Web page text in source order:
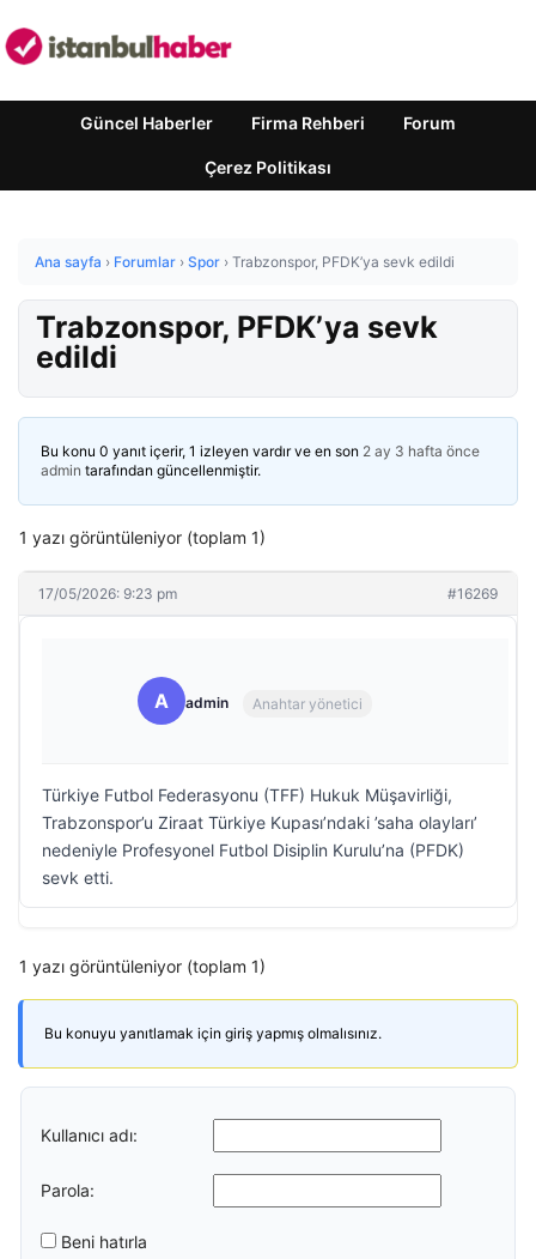
Güncel Haberler Firma Rehberi Forum
Çerez Politikası
Ana sayfa › Forumlar › Spor › Trabzonspor, PFDK’ya sevk edildi
Trabzonspor, PFDK’ya sevk
edildi
Bu konu 0 yanıt içerir, 1 izleyen vardır ve en son 2 ay 3 hafta önce
admin tarafından güncellenmiştir.
1 yazı görüntüleniyor (toplam 1)
17/05/2026: 9:23 pm #16269
A admin Anahtar yönetici
Türkiye Futbol Federasyonu (TFF) Hukuk Müşavirliği,
Trabzonspor’u Ziraat Türkiye Kupası’ndaki ’saha olayları’
nedeniyle Profesyonel Futbol Disiplin Kurulu’na (PFDK)
sevk etti.
1 yazı görüntüleniyor (toplam 1)
Bu konuyu yanıtlamak için giriş yapmış olmalısınız.
Kullanıcı adı:
Parola:
Beni hatırla